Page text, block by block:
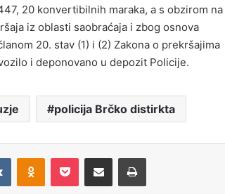
20 konvertibilnih maraka, a s obzirom na
iz oblasti saobraćaja i zbog osnova
20. stav (1) i (2) Zakona o prekršajima
i deponovano u depozit Policije.
policija Brčko distirkta